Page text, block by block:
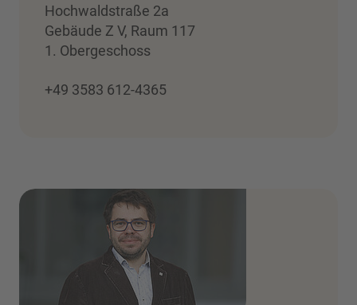
Hochwaldstraße 2a
Gebäude Z V, Raum 117
1. Obergeschoss
+49 3583 612-4365